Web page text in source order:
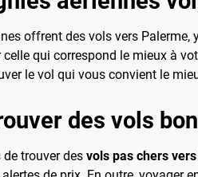
offrent des vols vers
qui correspond le mieux à
le vol qui vous convient le
des vols
trouver des vols pas chers